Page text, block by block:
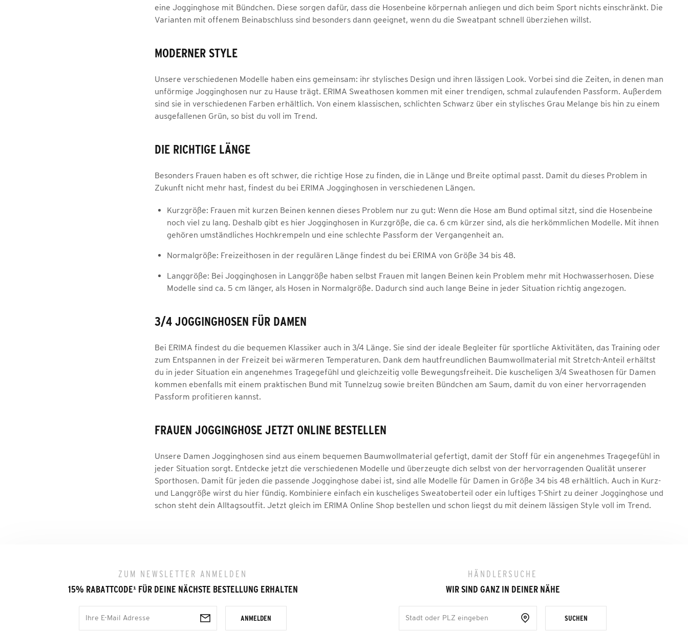
eine Jogginghose mit Bündchen. Diese sorgen dafür, dass die Hosenbeine körpernah anliegen und dich beim Sport nichts einschränkt. Die
Varianten mit offenem Beinabschluss sind besonders dann geeignet, wenn du die Sweatpant schnell überziehen willst.
MODERNER STYLE
Unsere verschiedenen Modelle haben eins gemeinsam: ihr stylisches Design und ihren lässigen Look. Vorbei sind die Zeiten, in denen man
unförmige Jogginghosen nur zu Hause trägt. ERIMA Sweathosen kommen mit einer trendigen, schmal zulaufenden Passform. Außerdem
sind sie in verschiedenen Farben erhältlich. Von einem klassischen, schlichten Schwarz über ein stylisches Grau Melange bis hin zu einem
ausgefallenen Grün, so bist du voll im Trend.
DIE RICHTIGE LÄNGE
Besonders Frauen haben es oft schwer, die richtige Hose zu finden, die in Länge und Breite optimal passt. Damit du dieses Problem in
Zukunft nicht mehr hast, findest du bei ERIMA Jogginghosen in verschiedenen Längen.
Kurzgröße: Frauen mit kurzen Beinen kennen dieses Problem nur zu gut: Wenn die Hose am Bund optimal sitzt, sind die Hosenbeine
noch viel zu lang. Deshalb gibt es hier Jogginghosen in Kurzgröße, die ca. 6 cm kürzer sind, als die herkömmlichen Modelle. Mit ihnen
gehören umständliches Hochkrempeln und eine schlechte Passform der Vergangenheit an.
Normalgröße: Freizeithosen in der regulären Länge findest du bei ERIMA von Größe 34 bis 48.
Langgröße: Bei Jogginghosen in Langgröße haben selbst Frauen mit langen Beinen kein Problem mehr mit Hochwasserhosen. Diese
Modelle sind ca. 5 cm länger, als Hosen in Normalgröße. Dadurch sind auch lange Beine in jeder Situation richtig angezogen.
3/4 JOGGINGHOSEN FÜR DAMEN
Bei ERIMA findest du die bequemen Klassiker auch in 3/4 Länge. Sie sind der ideale Begleiter für sportliche Aktivitäten, das Training oder
zum Entspannen in der Freizeit bei wärmeren Temperaturen. Dank dem hautfreundlichen Baumwollmaterial mit Stretch-Anteil erhältst
du in jeder Situation ein angenehmes Tragegefühl und gleichzeitig volle Bewegungsfreiheit. Die kuscheligen 3/4 Sweathosen für Damen
kommen ebenfalls mit einem praktischen Bund mit Tunnelzug sowie breiten Bündchen am Saum, damit du von einer hervorragenden
Passform profitieren kannst.
FRAUEN JOGGINGHOSE JETZT ONLINE BESTELLEN
Unsere Damen Jogginghosen sind aus einem bequemen Baumwollmaterial gefertigt, damit der Stoff für ein angenehmes Tragegefühl in
jeder Situation sorgt. Entdecke jetzt die verschiedenen Modelle und überzeugte dich selbst von der hervorragenden Qualität unserer
Sporthosen. Damit für jeden die passende Jogginghose dabei ist, sind alle Modelle für Damen in Größe 34 bis 48 erhältlich. Auch in Kurz-
und Langgröße wirst du hier fündig. Kombiniere einfach ein kuscheliges Sweatoberteil oder ein luftiges T-Shirt zu deiner Jogginghose und
schon steht dein Alltagsoutfit. Jetzt gleich im ERIMA Online Shop bestellen und schon liegst du mit deinem lässigen Style voll im Trend.
ZUM NEWSLETTER ANMELDEN
15% RABATTCODE¹FÜR DEINE NÄCHSTE BESTELLUNG ERHALTEN
ANMELDEN
HÄNDLERSUCHE
WIR SIND GANZ IN DEINER NÄHE
SUCHEN